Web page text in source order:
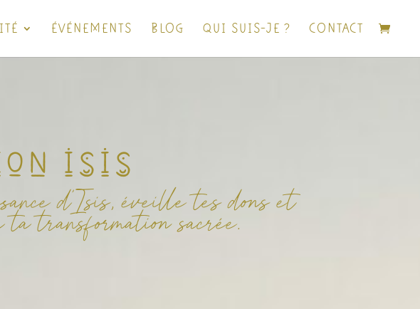
ÉVÉNEMENTS BLOG QUI SUIS-JE ? CONTACT
isis
d’Isis, éveille tes dons et
transformation sacrée.